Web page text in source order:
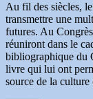
Au fil des siècles,
transmettre une
futures. Au
réuniront dans le
bibliographique du
livre qui lui ont
source de la culture